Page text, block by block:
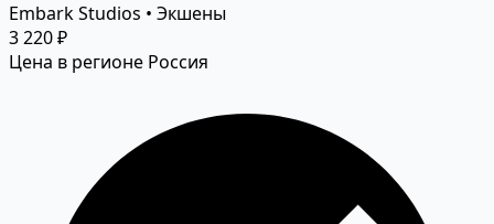
Embark Studios • Экшены
3 220 ₽
Цена в регионе Россия